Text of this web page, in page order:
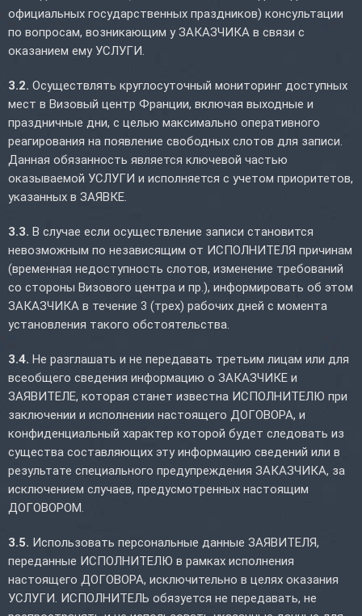
официальных государственных праздников) консультации
по вопросам, возникающим у ЗАКАЗЧИКА в связи с
оказанием ему УСЛУГИ.
3.2. Осуществлять круглосуточный мониторинг доступных
мест в Визовый центр Франции, включая выходные и
праздничные дни, с целью максимально оперативного
реагирования на появление свободных слотов для записи.
Данная обязанность является ключевой частью
оказываемой УСЛУГИ и исполняется с учетом приоритетов,
указанных в ЗАЯВКЕ.
3.3. В случае если осуществление записи становится
невозможным по независящим от ИСПОЛНИТЕЛЯ причинам
(временная недоступность слотов, изменение требований
со стороны Визового центра и пр.), информировать об этом
ЗАКАЗЧИКА в течение 3 (трех) рабочих дней с момента
установления такого обстоятельства.
3.4. Не разглашать и не передавать третьим лицам или для
всеобщего сведения информацию о ЗАКАЗЧИКЕ и
ЗАЯВИТЕЛЕ, которая станет известна ИСПОЛНИТЕЛЮ при
заключении и исполнении настоящего ДОГОВОРА, и
конфиденциальный характер которой будет следовать из
существа составляющих эту информацию сведений или в
результате специального предупреждения ЗАКАЗЧИКА, за
исключением случаев, предусмотренных настоящим
ДОГОВОРОМ.
3.5. Использовать персональные данные ЗАЯВИТЕЛЯ,
переданные ИСПОЛНИТЕЛЮ в рамках исполнения
настоящего ДОГОВОРА, исключительно в целях оказания
УСЛУГИ. ИСПОЛНИТЕЛЬ обязуется не передавать, не